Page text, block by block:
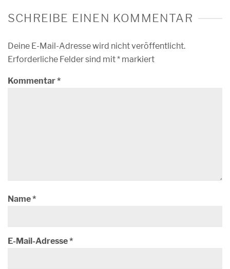
SCHREIBE EINEN KOMMENTAR
Deine E-Mail-Adresse wird nicht veröffentlicht.
Erforderliche Felder sind mit* markiert
Kommentar*
Name*
E-Mail-Adresse*